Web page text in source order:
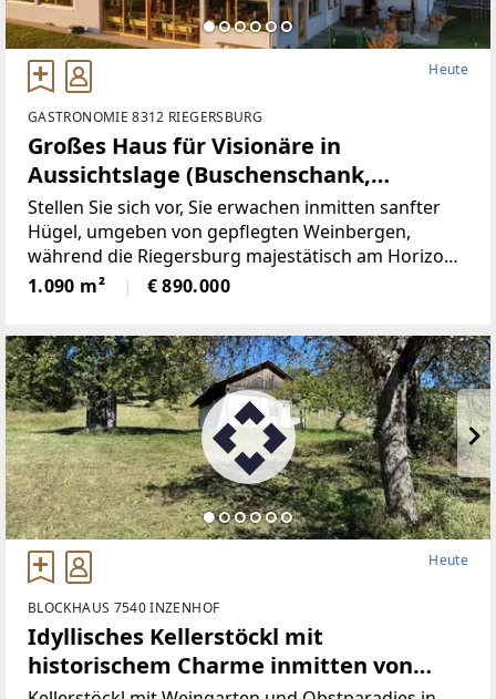
Heute
GASTRONOMIE 8312 RIEGERSBURG
Großes Haus für Visionäre in
Aussichtslage (Buschenschank,
Weingärten)
Stellen Sie sich vor, Sie erwachen inmitten sanfter
Hügel, umgeben von gepflegten Weinbergen,
während die Riegersburg majestätisch am Horizont
erscheint – genau hier, in der begehrten
Hügellandschaft von Krennach, wartet eine
1.090 m² € 890.000
Heute
BLOCKHAUS 7540 INZENHOF
Idyllisches Kellerstöckl mit
historischem Charme inmitten von